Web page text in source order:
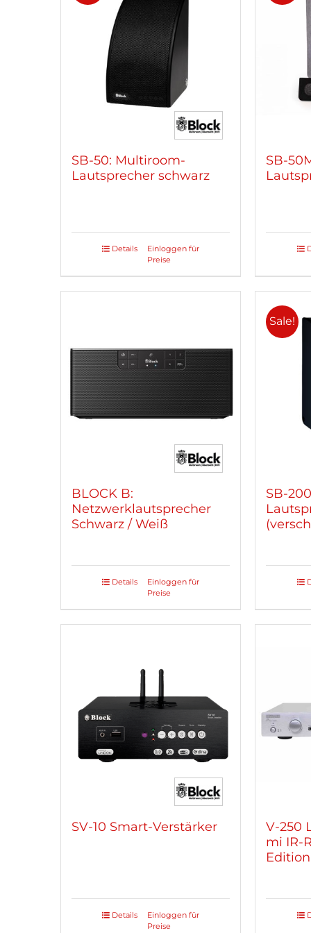
SB-50: Multiroom-
Lautsprecher schwarz
Einloggen für
Preise
Details
SB-
BLOCK B:
Netzwerklautsprecher
Schwarz / Weiß
Dieses
Optionen
können
werden
Einloggen für
Preise
Details
Sale!
SB-
Dieses
SV-10 Smart-Verstärker
Einloggen für
Preise
Details
V-250
mi IR-
Edition